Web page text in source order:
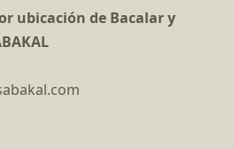
ubicación de Bacalar y